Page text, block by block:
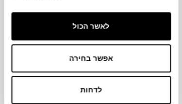
לאשר הכול
אפשר בחירה
לדחות
מעצב
מידות
53X64X83H ס"מ